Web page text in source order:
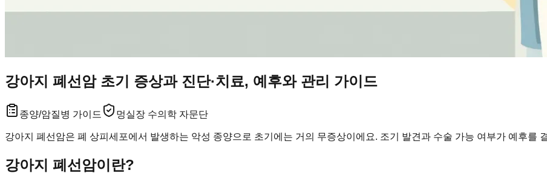
강아지 폐선암 초기 증상과 진단·치료, 예후와 관리 가이드
종양/암질병 가이드 멍실장 수의학 자문단
강아지 폐선암은 폐 상피세포에서 발생하는 악성 종양으로 초기에는 거의 무증상이에요. 조기 발견과 수술 가능 여부가 예후를
강아지 폐선암이란?